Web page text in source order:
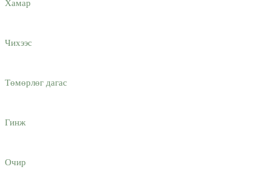
Хамар
Чихээс
Төмөрлөг дагас
Гинж
Очир